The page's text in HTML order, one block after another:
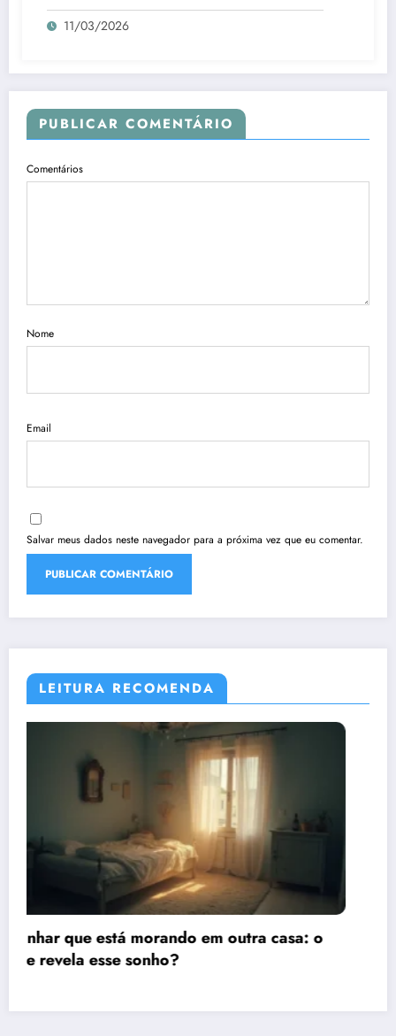
11/03/2026
PUBLICAR COMENTÁRIO
Comentários
Nome
Email
Salvar meus dados neste navegador para a próxima vez que eu comentar.
LEITURA RECOMENDA
Sonhar que está viajando de carro:
significado e interpretação